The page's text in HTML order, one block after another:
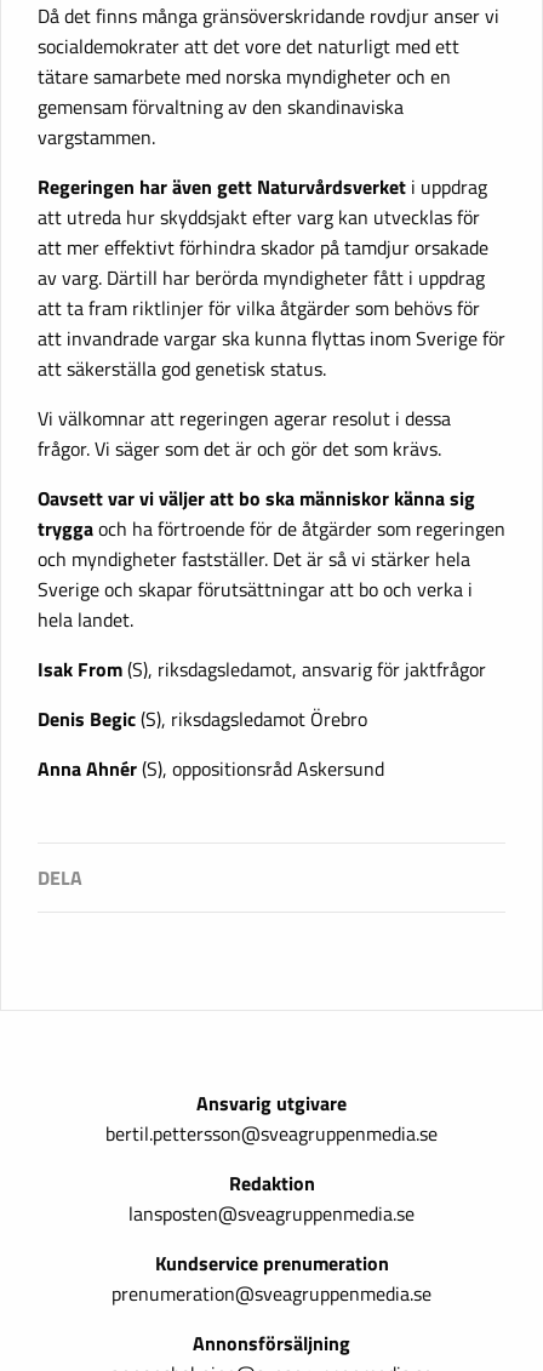
Då det finns många gränsöverskridande rovdjur anser vi
socialdemokrater att det vore det naturligt med ett
tätare samarbete med norska myndigheter och en
gemensam förvaltning av den skandinaviska
vargstammen.
Regeringen har även gett Naturvårdsverket i uppdrag
att utreda hur skyddsjakt efter varg kan utvecklas för
att mer effektivt förhindra skador på tamdjur orsakade
av varg. Därtill har berörda myndigheter fått i uppdrag
att ta fram riktlinjer för vilka åtgärder som behövs för
att invandrade vargar ska kunna flyttas inom Sverige för
att säkerställa god genetisk status.
Vi välkomnar att regeringen agerar resolut i dessa
frågor. Vi säger som det är och gör det som krävs.
Oavsett var vi väljer att bo ska människor känna sig
tryggaoch ha förtroende för de åtgärder som regeringen
och myndigheter fastställer. Det är så vi stärker hela
Sverige och skapar förutsättningar att bo och verka i
hela landet.
Isak From(S), riksdagsledamot, ansvarig för jaktfrågor
Denis Begic(S), riksdagsledamot Örebro
Anna Ahnér(S), oppositionsråd Askersund
Ansvarig utgivare
bertil.pettersson@sveagruppenmedia.se
Redaktion
lansposten@sveagruppenmedia.se
Kundservice prenumeration
prenumeration@sveagruppenmedia.se
Annonsförsäljning